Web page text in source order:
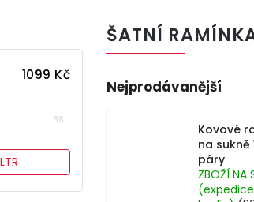
1099 Kč
68
ŠATNÍ
Nejprodávanější
Kovové
na sukně
páry
ZBOŽÍ NA